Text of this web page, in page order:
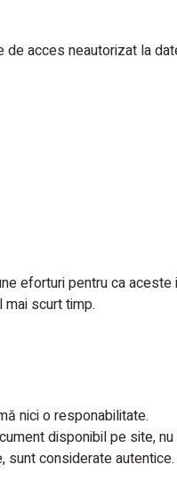
de acces neautorizat la
eforturi pentru ca
scurt timp.
nici o responabilitate.
disponibil pe site,
sunt considerate autentice.